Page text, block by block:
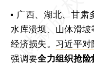
广西、湖北、甘肃
水库溃坝、山体滑
经济损失。 习近平
强调要全力组织抢险